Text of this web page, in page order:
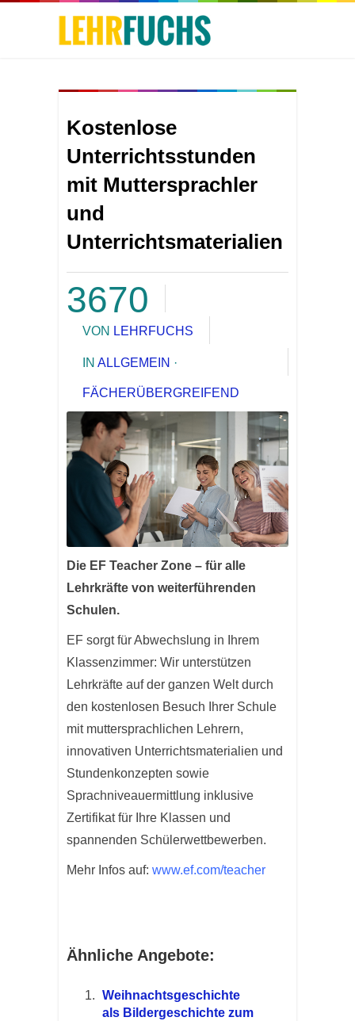
Kostenlose
Unterrichtsstunden
mit Muttersprachler
und
Unterrichtsmaterialien
3670
VON LEHRFUCHS
IN ALLGEMEIN ·
FÄCHERÜBERGREIFEND
Die EF Teacher Zone – für alle
Lehrkräfte von weiterführenden
Schulen.
EF sorgt für Abwechslung in Ihrem
Klassenzimmer: Wir unterstützen
Lehrkräfte auf der ganzen Welt durch
den kostenlosen Besuch Ihrer Schule
mit muttersprachlichen Lehrern,
innovativen Unterrichtsmaterialien und
Stundenkonzepten sowie
Sprachniveauermittlung inklusive
Zertifikat für Ihre Klassen und
spannenden Schülerwettbewerben.
Mehr Infos auf: www.ef.com/teacher
Ähnliche Angebote:
Weihnachtsgeschichte
als Bildergeschichte zum